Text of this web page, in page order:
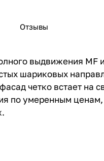
Отзывы
выдвижения MF
шариковых
четко встает
по умеренным